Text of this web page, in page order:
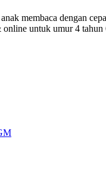
membaca dengan
untuk umur 4 tahun